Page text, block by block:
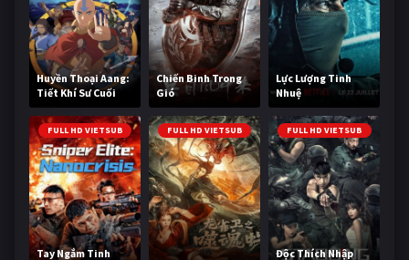
Huyền Thoại Aang:
Tiết Khí Sư Cuối
Cùng
Chiến Binh Trong
Gió
Lực Lượng Tinh
Nhuệ
FULL HD VIETSUB
Tay Ngắm Tinh
FULL HD VIETSUB FULL HD VIETSUB
Độc Thích Nhập